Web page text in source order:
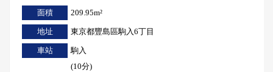
面積
209.95m²
地址 東京都豐島區駒入6丁目
車站
駒入
(10分)